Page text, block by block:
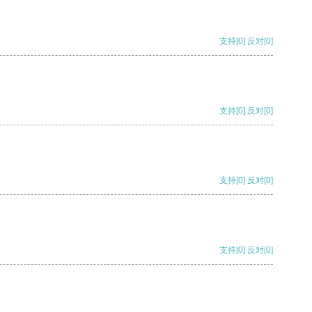
支持[0] 反对[0]
支持[0] 反对[0]
支持[0] 反对[0]
支持[0] 反对[0]